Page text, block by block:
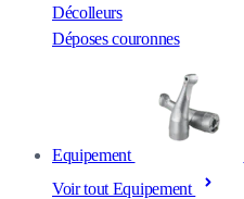
Décolleurs
Déposes couronnes
Equipement
Voir tout Equipement